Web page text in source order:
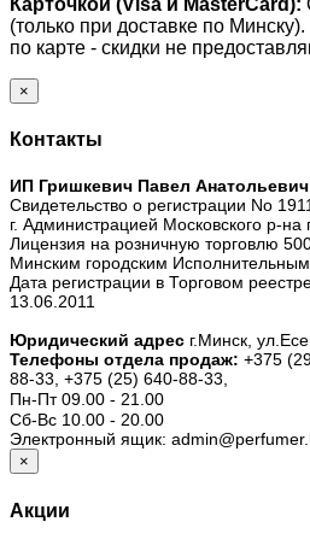
(только при доставке по
по карте - скидки не
×
Контакты
ИП Гришкевич Павел Анатольевич
Свидетельство о регистрации No
г. Администрацией Московского р-на
Лицензия на розничную торговлю
Минским городским
Дата регистрации в Торговом
13.06.2011
Юридический адрес г.Минск,
Телефоны отдела продаж: +375
88-33, +375 (25) 640-88-33,
Пн-Пт 09.00 - 21.00
Сб-Вс 10.00 - 20.00
Электронный ящик:
×
Акции